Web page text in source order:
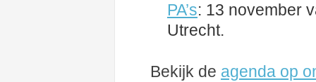
PA’s: 13 november
Utrecht.
Bekijk de agenda op